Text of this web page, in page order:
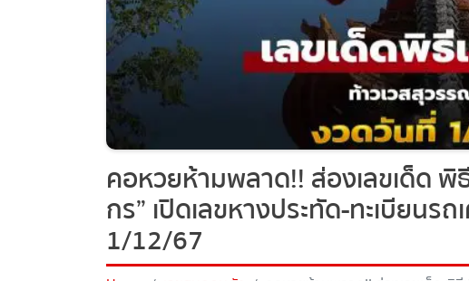
คอหวยห้ามพลาด!! ส่องเลขเด็ด พิ
กร” เปิดเลขหางประทัด-ทะเบียนร
1/12/67